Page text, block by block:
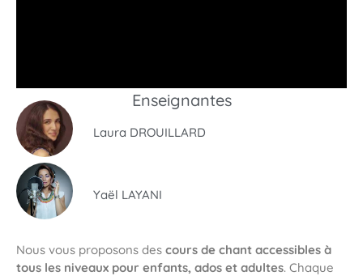
Enseignantes
Laura DROUILLARD
Yaël LAYANI
Nous vous proposons des cours de chant accessibles à
tous les niveaux pour enfants, ados et adultes. Chaque